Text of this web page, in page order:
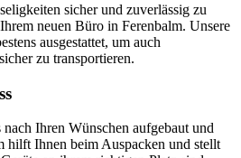
sicher und zuverlässig zu
neuen Büro in Ferenbalm. Unsere
ausgestattet, um auch
zu transportieren.
nach Ihren Wünschen aufgebaut und
hilft Ihnen beim Auspacken und stellt